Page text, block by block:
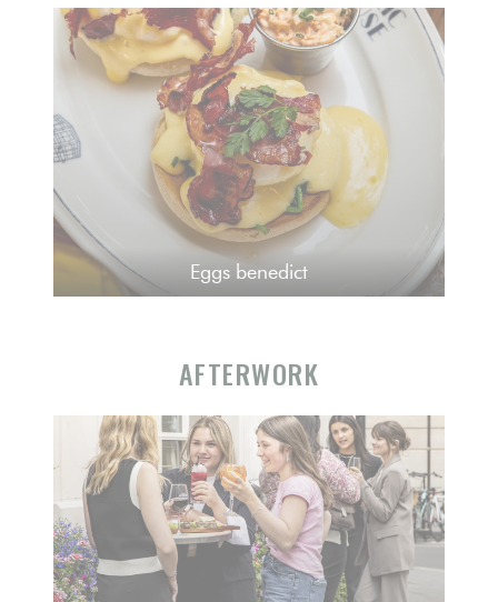
Eggs benedict
AFTERWORK